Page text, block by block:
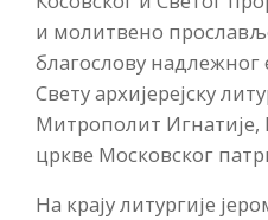
и молитвено
благослову
Свету архијерејску
Митрополит Игнатије,
цркве Московског
На крају литургије